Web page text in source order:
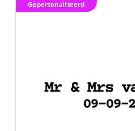
Gepersonaliseerd